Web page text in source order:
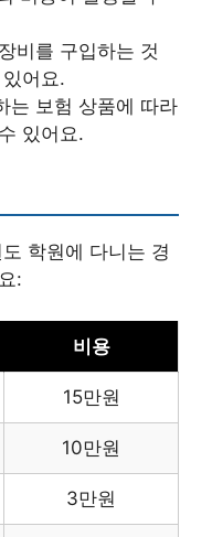
비를 구입하는 것
어요.
는 보험 상품에 따라
있어요.
학원에 다니는 경
:
비용
15만원
10만원
3만원